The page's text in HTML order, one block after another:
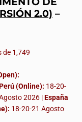
2.0) –
de 1,749
(Online): 18-20-
2026 |España
18-20-21 Agosto